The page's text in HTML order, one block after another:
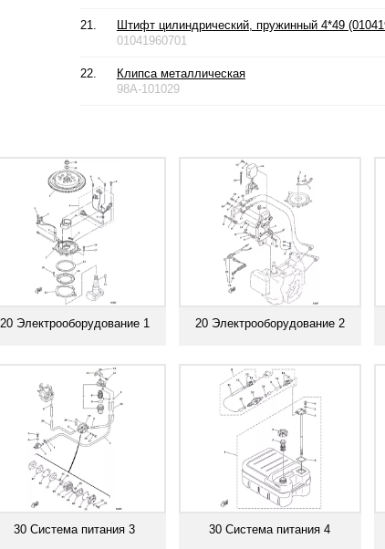
21.
Штифт цилиндрический, пружинный 4*49
01041960701
22.
Клипса металлическая
98A-101029
20 Электрооборудование 1 20 Электрооборудование 2
30 Система питания 3 30 Система питания 4